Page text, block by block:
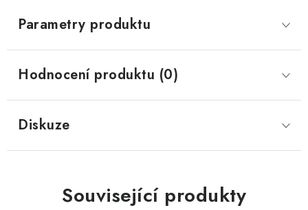
Parametry produktu
Hodnocení produktu (0)
Diskuze
Související produkty